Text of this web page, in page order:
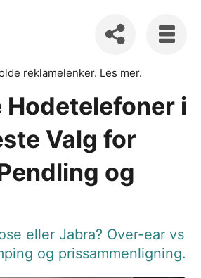
reklamelenker. Les mer.
Hodetelefoner i
Valg for
og
eller Jabra? Over-ear vs
og prissammenligning.